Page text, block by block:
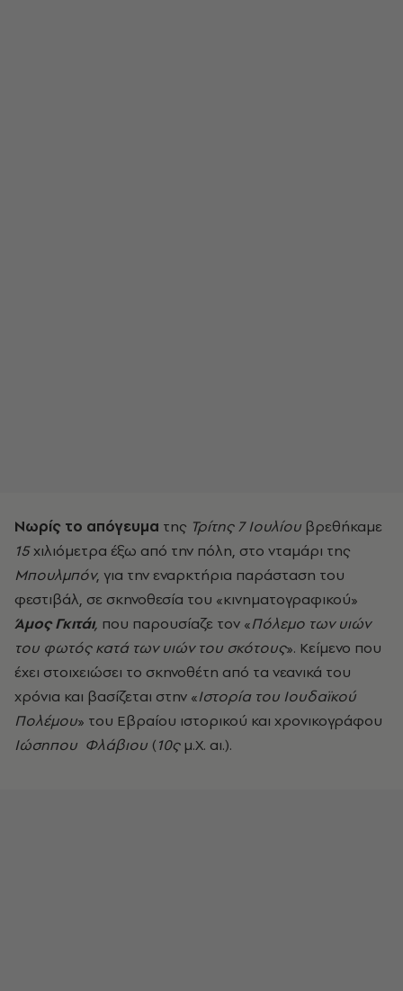
Νωρίς το απόγευμα της Τρίτης 7 Ιουλίου βρεθήκαμε
15χιλιόμετρα έξω από την πόλη, στο νταμάρι της
Μπουλμπόν, για την εναρκτήρια παράσταση του
φεστιβάλ, σε σκηνοθεσία του «κινηματογραφικού»
Άμος Γκιτάι, που παρουσίαζε τον «Πόλεμο των υιών
του φωτός κατά των υιών του σκότους». Κείμενο που
έχει στοιχειώσει το σκηνοθέτη από τα νεανικά του
χρόνια και βασίζεται στην «Ιστορία του Ιουδαϊκού
Πολέμου» του Εβραίου ιστορικού και χρονικογράφου
Ιώσηπου Φλάβιου (10ςμ.Χ. αι.).